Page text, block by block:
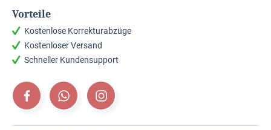
Vorteile
Kostenlose Korrekturabzüge
Kostenloser Versand
Schneller Kundensupport